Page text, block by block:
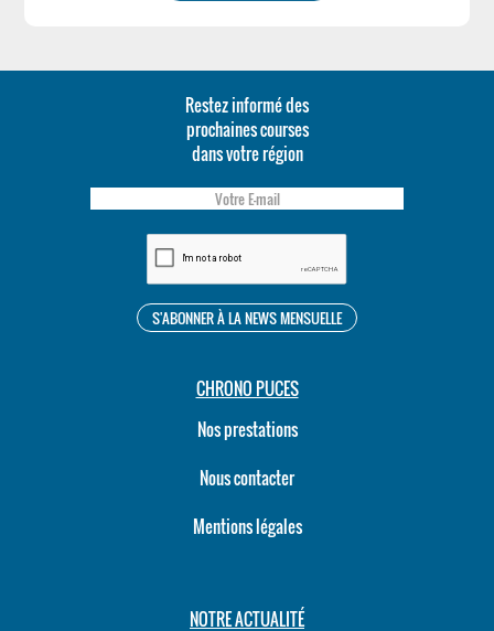
Restez informé des
prochaines courses
dans votre région
CHRONO PUCES
Nos prestations
Nous contacter
Mentions légales
NOTRE ACTUALITÉ